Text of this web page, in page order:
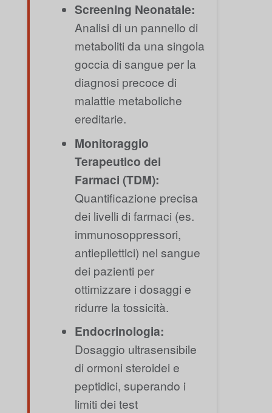
Screening Neonatale:
Analisi di un pannello di
metaboliti da una singola
goccia di sangue per la
diagnosi precoce di
malattie metaboliche
ereditarie.
Monitoraggio
Terapeutico dei
Farmaci (TDM):
Quantificazione precisa
dei livelli di farmaci (es.
immunosoppressori,
antiepilettici) nel sangue
dei pazienti per
ottimizzare i dosaggi e
ridurre la tossicità.
Endocrinologia:
Dosaggio ultrasensibile
di ormoni steroidei e
peptidici, superando i
limiti dei test